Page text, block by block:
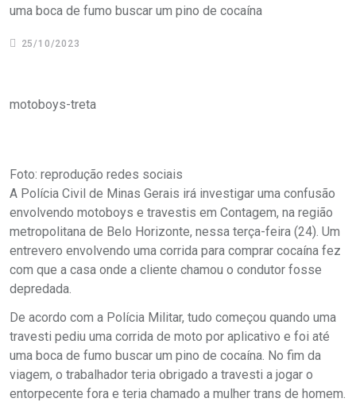
uma boca de fumo buscar um pino de cocaína
25/10/2023
motoboys-treta
Foto: reprodução redes sociais
A Polícia Civil de Minas Gerais irá investigar uma confusão
envolvendo motoboys e travestis em Contagem, na região
metropolitana de Belo Horizonte, nessa terça-feira (24). Um
entrevero envolvendo uma corrida para comprar cocaína fez
com que a casa onde a cliente chamou o condutor fosse
depredada.
De acordo com a Polícia Militar, tudo começou quando uma
travesti pediu uma corrida de moto por aplicativo e foi até
uma boca de fumo buscar um pino de cocaína. No fim da
viagem, o trabalhador teria obrigado a travesti a jogar o
entorpecente fora e teria chamado a mulher trans de homem.